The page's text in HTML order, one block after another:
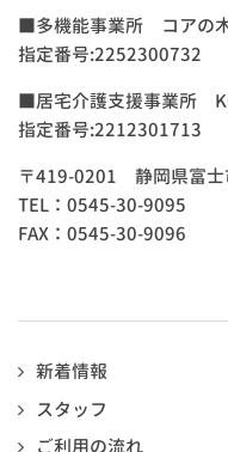
■多機能事業所 コアの
指定番号:2252300732
■居宅介護支援事業所
指定番号:2212301713
〒419-0201 静岡県富士
TEL：0545-30-9095
FAX：0545-30-9096
新着情報
スタッフ
ご利用の流れ